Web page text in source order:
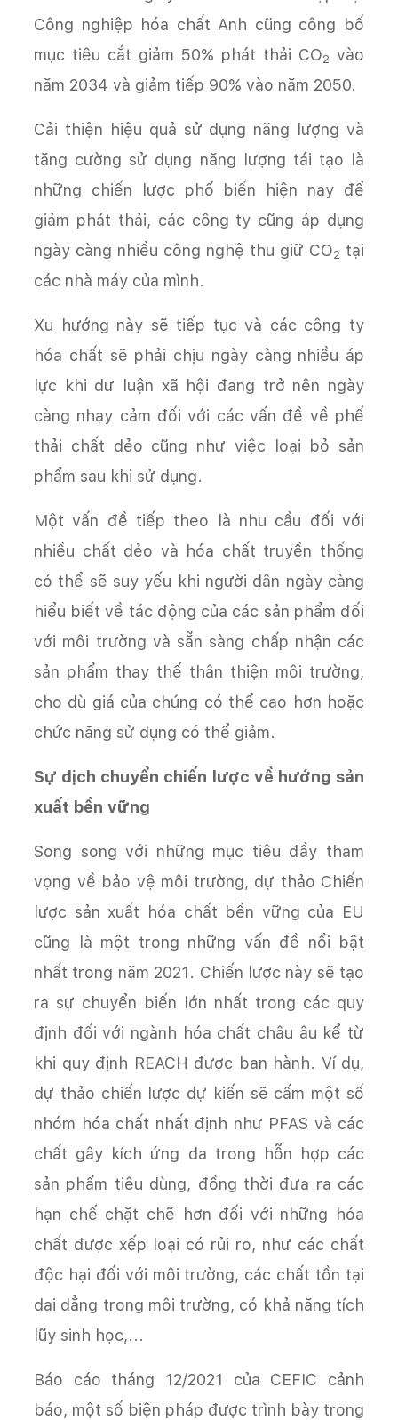
Công nghiệp hóa chất Anh cũng công bố
mục tiêu cắt giảm 50% phát thải CO­2 vào
năm 2034 và giảm tiếp 90% vào năm 2050.
Cải thiện hiệu quả sử dụng năng lượng và
tăng cường sử dụng năng lượng tái tạo là
những chiến lược phổ biến hiện nay để
giảm phát thải, các công ty cũng áp dụng
ngày càng nhiều công nghệ thu giữ CO­2 tại
các nhà máy của mình.
Xu hướng này sẽ tiếp tục và các công ty
hóa chất sẽ phải chịu ngày càng nhiều áp
lực khi dư luận xã hội đang trở nên ngày
càng nhạy cảm đối với các vấn đề về phế
thải chất dẻo cũng như việc loại bỏ sản
phẩm sau khi sử dụng.
Một vấn đề tiếp theo là nhu cầu đối với
nhiều chất dẻo và hóa chất truyền thống
có thể sẽ suy yếu khi người dân ngày càng
hiểu biết về tác động của các sản phẩm đối
với môi trường và sẵn sàng chấp nhận các
sản phẩm thay thế thân thiện môi trường,
cho dù giá của chúng có thể cao hơn hoặc
chức năng sử dụng có thể giảm.
Sự dịch chuyển chiến lược về hướng sản
xuất bền vững
Song song với những mục tiêu đầy tham
vọng về bảo vệ môi trường, dự thảo Chiến
lược sản xuất hóa chất bền vững của EU
cũng là một trong những vấn đề nổi bật
nhất trong năm 2021. Chiến lược này sẽ tạo
ra sự chuyển biến lớn nhất trong các quy
định đối với ngành hóa chất châu âu kể từ
khi quy định REACH được ban hành. Ví dụ,
dự thảo chiến lược dự kiến sẽ cấm một số
nhóm hóa chất nhất định như PFAS và các
chất gây kích ứng da trong hỗn hợp các
sản phẩm tiêu dùng, đồng thời đưa ra các
hạn chế chặt chẽ hơn đối với những hóa
chất được xếp loại có rủi ro, như các chất
độc hại đối với môi trường, các chất tồn tại
dai dẳng trong môi trường, có khả năng tích
lũy sinh học,...
Báo cáo tháng 12/2021 của CEFIC cảnh
báo, một số biện pháp được trình bày trong